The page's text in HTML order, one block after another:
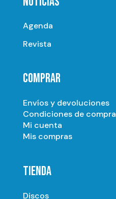
Agenda
Revista
COMPRAR
Envíos y devoluciones
Condiciones de compra
Mi cuenta
Mis compras
TIENDA
Discos